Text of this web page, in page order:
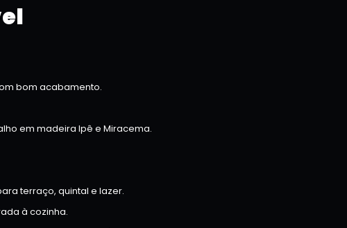
bom acabamento.
em madeira Ipê e Miracema.
terraço, quintal e lazer.
à cozinha.